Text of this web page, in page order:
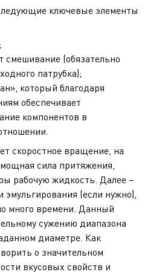
ключевые элементы
смешивание (обязательно
патрубка);
который благодаря
обеспечивает
компонентов в
скоростное вращение, на
мощная сила притяжения,
рабочую жидкость. Далее –
эмульгирования (если нужно),
много времени. Данный
сужению диапазона
диаметре. Как
о значительном
вкусовых свойств и